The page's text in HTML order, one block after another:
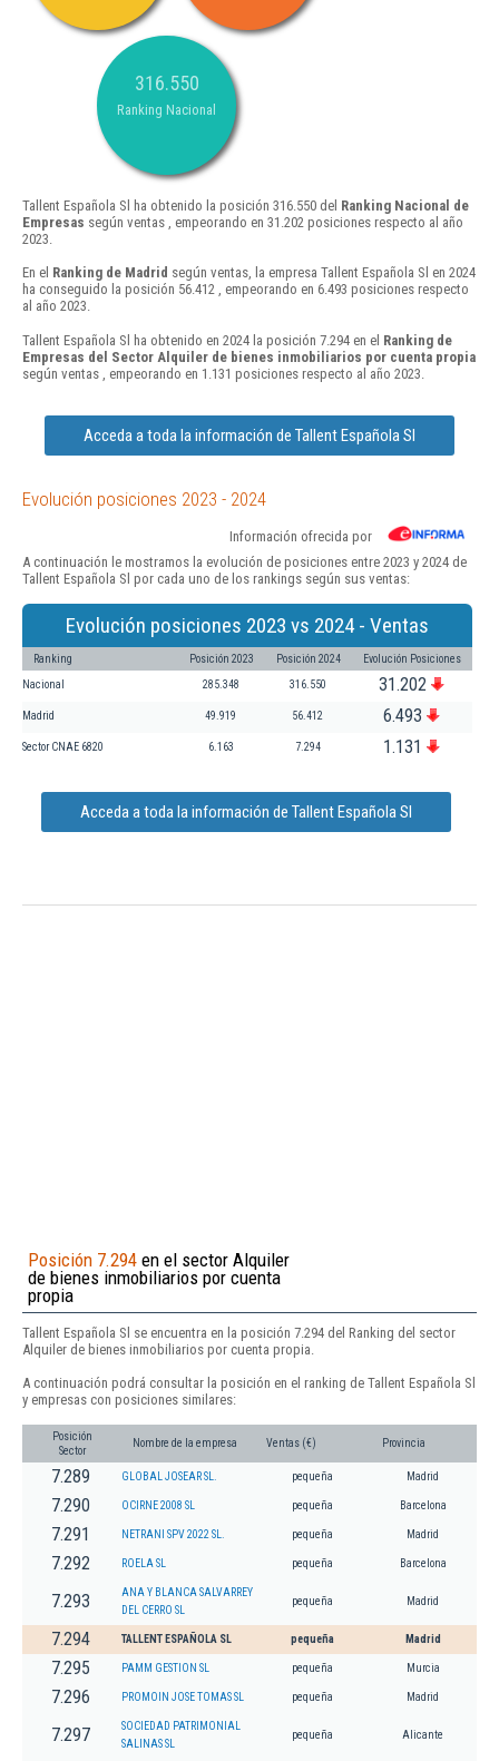
316.550
Ranking Nacional
Tallent Española Sl ha obtenido la posición 316.550 del Ranking Nacional de
Empresas según ventas , empeorando en 31.202 posiciones respecto al año
2023.
En el Ranking de Madrid según ventas, la empresa Tallent Española Sl en 2024
ha conseguido la posición 56.412 , empeorando en 6.493 posiciones respecto
al año 2023.
Tallent Española Sl ha obtenido en 2024 la posición 7.294 en el Ranking de
Empresas del Sector Alquiler de bienes inmobiliarios por cuenta propia
según ventas , empeorando en 1.131 posiciones respecto al año 2023.
Acceda a toda la información de Tallent Española Sl
Evolución posiciones 2023 - 2024
Información ofrecida por
A continuación le mostramos la evolución de posiciones entre 2023 y 2024 de
Tallent Española Sl por cada uno de los rankings según sus ventas:
Evolución posiciones 2023 vs 2024 - Ventas
Ranking Posición 2023 Posición 2024 Evolución Posiciones
Nacional 285.348 316.550 31.202
Madrid 49.919 56.412 6.493
Sector CNAE 6820 6.163 7.294 1.131
Acceda a toda la información de Tallent Española Sl
Posición 7.294 en el sector Alquiler
de bienes inmobiliarios por cuenta
propia
Tallent Española Sl se encuentra en la posición 7.294 del Ranking del sector
Alquiler de bienes inmobiliarios por cuenta propia.
A continuación podrá consultar la posición en el ranking de Tallent Española Sl
y empresas con posiciones similares:
Posición
Sector
Nombre de la empresa Ventas (€) Provincia
7.289 GLOBAL JOSEAR SL. pequeña Madrid
7.290 OCIRNE 2008 SL pequeña Barcelona
7.291 NETRANI SPV 2022 SL. pequeña Madrid
7.292 ROELA SL pequeña Barcelona
7.293
ANA Y BLANCA SALVARREY
DEL CERRO SL
pequeña Madrid
7.294 TALLENT ESPAÑOLA SL pequeña Madrid
7.295 PAMM GESTION SL pequeña Murcia
7.296 PROMOIN JOSE TOMAS SL pequeña Madrid
7.297
SOCIEDAD PATRIMONIAL
SALINAS SL
pequeña Alicante